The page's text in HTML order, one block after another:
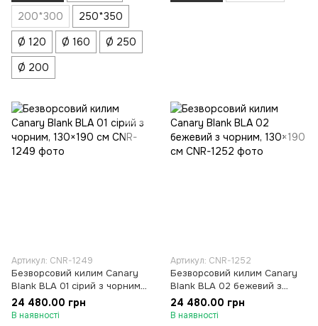
200*300
250*350
Ø 120
Ø 160
Ø 250
Ø 200
Артикул: CNR-1249
Безворсовий килим Canary
Blank BLA 01 сірий з чорним,
130×190 см
24 480.00 грн
В наявності
Артикул: CNR-1252
Безворсовий килим Canary
Blank BLA 02 бежевий з
чорним, 130×190 см
24 480.00 грн
В наявності